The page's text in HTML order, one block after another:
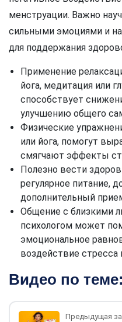
менструации. Важно
сильными эмоциями и
для поддержания
Применение
йога, медитация или
способствует
улучшению общего
Физические
или йога, помогут
смягчают эффекты
Полезно вести
регулярное питание,
дополнительный
Общение с близкими
психологом может
эмоциональное
воздействие стресса
Видео по теме:
Предыдущая